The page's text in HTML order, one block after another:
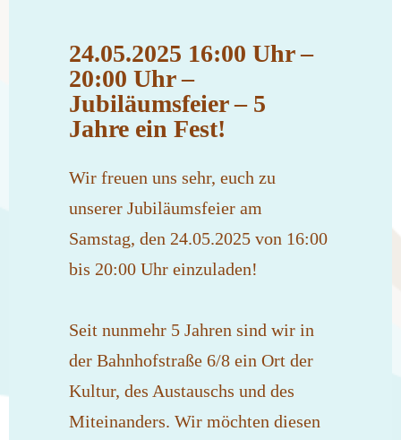
24.05.2025 16:00 Uhr –
20:00 Uhr –
Jubiläumsfeier – 5
Jahre ein Fest!
Wir freuen uns sehr, euch zu
unserer Jubiläumsfeier am
Samstag, den 24.05.2025 von 16:00
bis 20:00 Uhr einzuladen!
Seit nunmehr 5 Jahren sind wir in
der Bahnhofstraße 6/8 ein Ort der
Kultur, des Austauschs und des
Miteinanders. Wir möchten diesen